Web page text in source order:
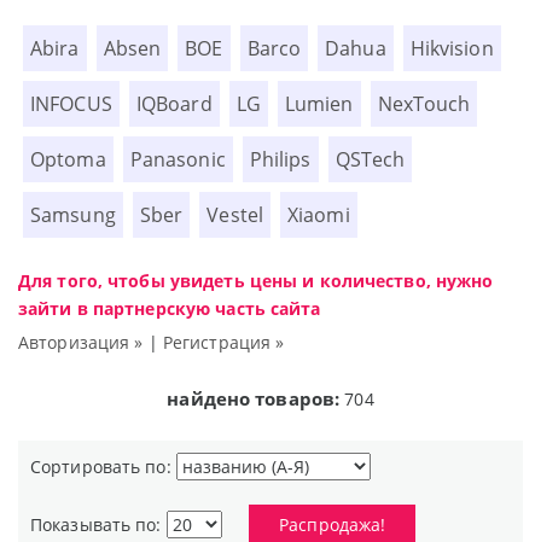
Abira Absen BOE Barco Dahua Hikvision
INFOCUS IQBoard LG Lumien NexTouch
Optoma Panasonic Philips QSTech
Samsung Sber Vestel Xiaomi
Для того, чтобы увидеть цены и количество, нужно
зайти в партнерскую часть сайта
Авторизация » | Регистрация »
найдено товаров: 704
Сортировать по:
Показывать по: Распродажа!